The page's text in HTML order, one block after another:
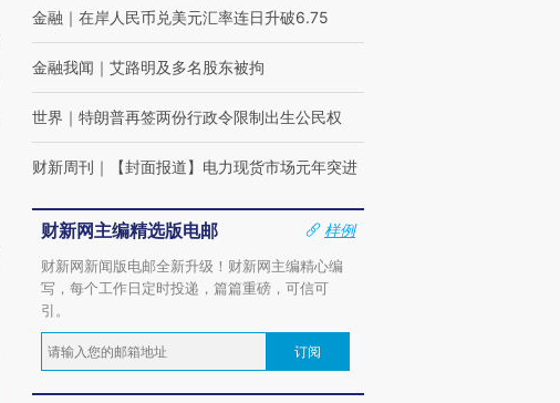
金融 ｜ 在岸人民币兑美元汇率连日升破6.75
金融我闻 ｜ 艾路明及多名股东被拘
世界 ｜ 特朗普再签两份行政令限制出生公民权
财新周刊 ｜ 【封面报道】电力现货市场元年突进
财新网主编精选版电邮
样例
财新网新闻版电邮全新升级！财新网主编精心编
写，每个工作日定时投递，篇篇重磅，可信可
引。
订阅